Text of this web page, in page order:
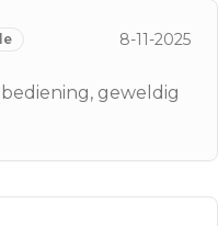
8-11-2025
geweldig